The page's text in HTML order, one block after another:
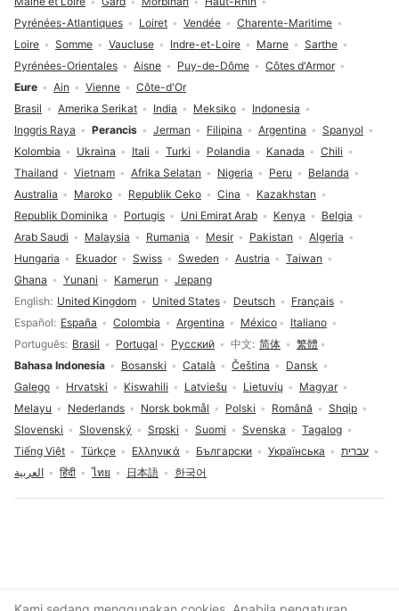
Pilihan bahasa
English United Kingdom United States Deutsch
Français
Español
España Colombia Argentina México
Italiano
Português Brasil Portugal Русский 中文 简体
繁體
Bahasa Indonesia
Bosanski Català Čeština
Dansk
Galego
Hrvatski Kiswahili Latviešu Lietuvių
Magyar
Melayu
Nederlands Norsk bokmål Polski Română
Shqip
Slovenski
Slovenský Srpski Suomi Svenska
Tagalog
Tiếng Việt
Türkçe Ελληνικά Български Українська
עברית
العربية
हिंदी ไทย 日本語 한국어
Brasil Amerika Serikat India Meksiko
Indonesia
Inggris Raya
Perancis Jerman Filipina Argentina
Spanyol
Kolombia
Ukraina Itali Turki Polandia Kanada
Chili
Thailand
Vietnam Afrika Selatan Nigeria Peru
Belanda
Australia
Maroko Republik Ceko Cina
Kazakhstan
Republik Dominika
Portugis Uni Emirat Arab Kenya
Belgia
Arab Saudi
Malaysia Rumania Mesir Pakistan
Algeria
Hungaria
Ekuador Swiss Sweden Austria
Taiwan
Ghana
Yunani Kamerun Jepang
Pyrénées-Atlantiques
Loiret Vendée
Charente-Maritime
Loire
Somme Vaucluse Indre-et-Loire Marne
Sarthe
Pyrénées-Orientales
Aisne Puy-de-Dôme
Côtes d'Armor
Eure
Ain Vienne Côte-d'Or
Persetujuan cookie